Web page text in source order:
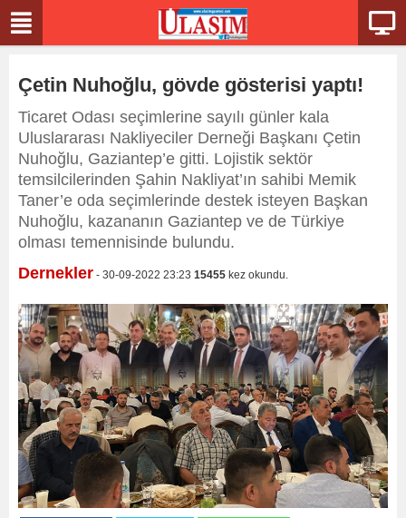
Çetin Nuhoğlu, gövde gösterisi yaptı!
Ticaret Odası seçimlerine sayılı günler kala
Uluslararası Nakliyeciler Derneği Başkanı Çetin
Nuhoğlu, Gaziantep’e gitti. Lojistik sektör
temsilcilerinden Şahin Nakliyat’ın sahibi Memik
Taner’e oda seçimlerinde destek isteyen Başkan
Nuhoğlu, kazananın Gaziantep ve de Türkiye
olması temennisinde bulundu.
Dernekler - 30-09-2022 23:23 15455 kez okundu.